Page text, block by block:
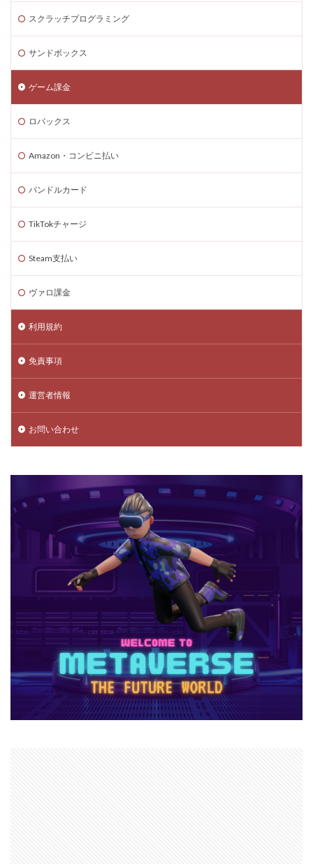
スクラッチプログラミング
サンドボックス
ゲーム課金
ロバックス
Amazon・コンビニ払い
バンドルカード
TikTokチャージ
Steam支払い
ヴァロ課金
利用規約
免責事項
運営者情報
お問い合わせ